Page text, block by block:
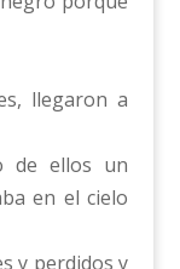
llegaron a
de ellos un
en el cielo
y perdidos y